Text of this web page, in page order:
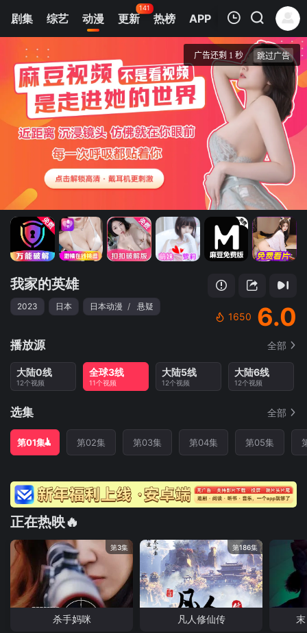
剧集 综艺 动漫 更新
141
热榜 APP
第01集
我家的英雄
清空
我家的英雄
2023 日本 日本动漫 / 悬疑
1650 6.0
播放源 全部
大陆0线
12个视频
全球3线
11个视频
大陆5线
12个视频
大陆6线
12个视频
选集 全部
第01集 第02集 第03集 第04集 第05集
正在热映🔥
第3集
杀手妈咪
第186集
凡人修仙传